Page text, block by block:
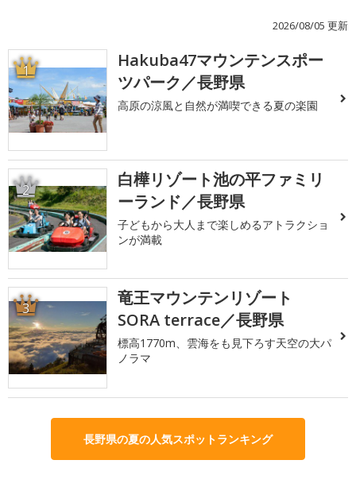
2026/08/05 更新
1
Hakuba47マウンテンスポー
ツパーク／長野県
高原の涼風と自然が満喫できる夏の楽園
2
白樺リゾート池の平ファミリ
ーランド／長野県
子どもから大人まで楽しめるアトラクショ
ンが満載
3
竜王マウンテンリゾート
SORA terrace／長野県
標高1770m、雲海をも見下ろす天空の大パ
ノラマ
長野県の夏の人気スポットランキング